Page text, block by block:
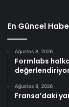
En Güncel
Ağustos 8, 2026
Formlabs
Ağustos 8, 2026
Fransa’daki